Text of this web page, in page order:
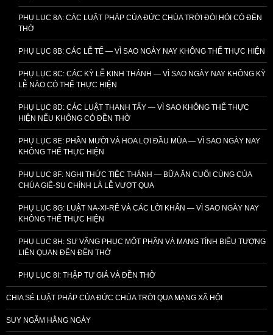
PHỤ LỤC 8A: CÁC LUẬT PHÁP CỦA ĐỨC CHÚA TRỜI ĐÒI HỎI CÓ ĐỀN
THỜ
PHỤ LỤC 8B: CÁC LỄ TẾ — VÌ SAO NGÀY NAY KHÔNG THỂ THỰC HIỆN
PHỤ LỤC 8C: CÁC KỲ LỄ KINH THÁNH — VÌ SAO NGÀY NAY KHÔNG KỲ
LỄ NÀO CÓ THỂ THỰC HIỆN
PHỤ LỤC 8D: CÁC LUẬT THANH TẨY — VÌ SAO KHÔNG THỂ THỰC
HIỆN NẾU KHÔNG CÓ ĐỀN THỜ
PHỤ LỤC 8E: PHẦN MƯỜI VÀ HOA LỢI ĐẦU MÙA — VÌ SAO NGÀY NAY
KHÔNG THỂ THỰC HIỆN
PHỤ LỤC 8F: NGHI THỨC TIỆC THÁNH — BỮA ĂN CUỐI CÙNG CỦA
CHÚA GIÊ-SU CHÍNH LÀ LỄ VƯỢT QUA
PHỤ LỤC 8G: LUẬT NA-XI-RÊ VÀ CÁC LỜI KHẤN — VÌ SAO NGÀY NAY
KHÔNG THỂ THỰC HIỆN
PHỤ LỤC 8H: SỰ VÂNG PHỤC MỘT PHẦN VÀ MANG TÍNH BIỂU TƯỢNG
LIÊN QUAN ĐẾN ĐỀN THỜ
PHỤ LỤC 8I: THẬP TỰ GIÁ VÀ ĐỀN THỜ
CHIA SẺ LUẬT PHÁP CỦA ĐỨC CHÚA TRỜI QUA MẠNG XÃ HỘI
SUY NGẪM HẰNG NGÀY